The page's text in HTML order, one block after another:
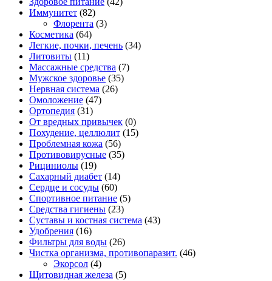
Иммунитет (82)
Флорента (3)
Косметика (64)
Легкие, почки, печень (34)
Литовиты (11)
Массажные средства (7)
Мужское здоровье (35)
Нервная система (26)
Омоложение (47)
Ортопедия (31)
От вредных привычек (0)
Похудение, целлюлит (15)
Проблемная кожа (56)
Противовирусные (35)
Рициниолы (19)
Сахарный диабет (14)
Сердце и сосуды (60)
Спортивное питание (5)
Средства гигиены (23)
Суставы и костная система (43)
Удобрения (16)
Фильтры для воды (26)
Чистка организма, противопаразит. (46)
Экорсол (4)
Щитовидная железа (5)